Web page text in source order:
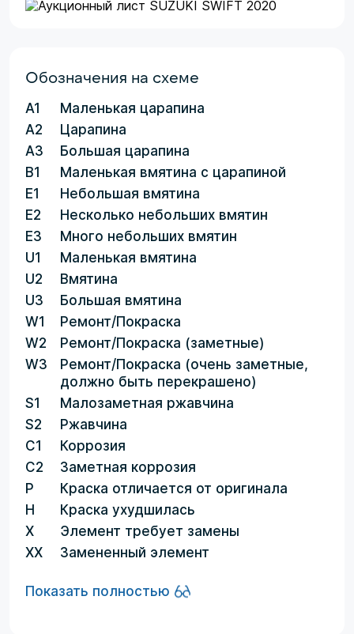
Обозначения на схеме
A1
Маленькая царапина
A2
Царапина
A3
Большая царапина
B1
Маленькая вмятина с царапиной
E1
Небольшая вмятина
E2
Несколько небольших вмятин
E3
Много небольших вмятин
U1
Маленькая вмятина
U2
Вмятина
U3
Большая вмятина
W1
Ремонт/Покраска
W2
Ремонт/Покраска (заметные)
W3
Ремонт/Покраска (очень заметные,
должно быть перекрашено)
S1
Малозаметная ржавчина
S2
Ржавчина
C1
Коррозия
C2
Заметная коррозия
P
Краска отличается от оригинала
H
Краска ухудшилась
X
Элемент требует замены
XX
Замененный элемент
Показать полностью